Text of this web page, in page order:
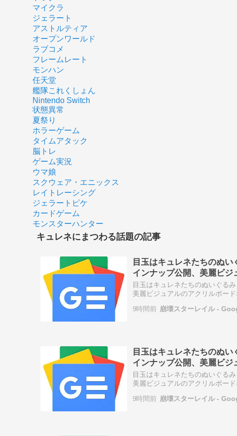
マイクラ
ジェラート
アストルティア
オープンワールド
ラブコメ
フレームレート
モンハン
任天堂
艦隊これくしょん
Nintendo Switch
状態異常
夏祭り
ホラーゲーム
タイムアタック
脳トレ
ゲーム実況
ウマ娘
スクウェア・エニックス
レイトレーシング
ジェラートピケ
カードゲーム
モンスターハンター
キュレネにまつわる話題の記事
目玉はキュレネたちのぬ
インナップ公開、美麗ビ
- インサイド
目玉はキュレネたちのぬいぐる
美麗ビジュアルのアクリルボー
9時間前 崩壊スターレイル -
目玉はキュレネたちのぬ
インナップ公開、美麗ビ
目玉はキュレネたちのぬいぐる
美麗ビジュアルのアクリルボー
9時間前 崩壊スターレイル -